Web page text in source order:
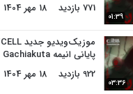
01:39
771 بازدید
18 مهر 1404
03:36
پایانی انیمه Gachiakuta
922 بازدید
18 مهر 1404